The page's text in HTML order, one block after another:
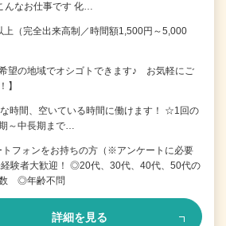
んなお仕事です 化…
上（完全出来高制／時間額1,500円～5,000
望の地域でオシゴトできます♪ お気軽にご
】
時間、空いている時間に働けます！ ☆1回の
～中長期まで…
フォンをお持ちの方（※アンケートに必要
験者大歓迎！ ◎20代、30代、40代、50代の
数 ◎年齢不問
詳細を見る